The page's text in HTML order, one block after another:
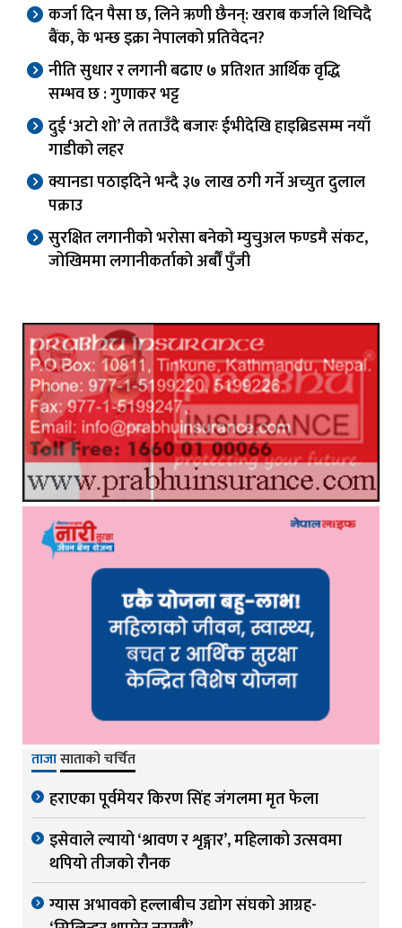
कर्जा दिन पैसा छ, लिने ऋणी छैनन्: खराब कर्जाले थिचिदै
बैंक, के भन्छ इक्रा नेपालको प्रतिवेदन?
नीति सुधार र लगानी बढाए ७ प्रतिशत आर्थिक वृद्धि
सम्भव छ : गुणाकर भट्ट
दुई ‘अटो शो’ ले तताउँदै बजारः ईभीदेखि हाइब्रिडसम्म नयाँ
गाडीको लहर
क्यानडा पठाइदिने भन्दै ३७ लाख ठगी गर्ने अच्युत दुलाल
पक्राउ
सुरक्षित लगानीको भरोसा बनेको म्युचुअल फण्डमै संकट,
जोखिममा लगानीकर्ताको अर्बौं पुँजी
ताजासाताको चर्चित
हराएका पूर्वमेयर किरण सिंह जंगलमा मृत फेला
इसेवाले ल्यायो ‘श्रावण र शृङ्गार’, महिलाको उत्सवमा
थपियो तीजको रौनक
ग्यास अभावको हल्लाबीच उद्योग संघको आग्रह-